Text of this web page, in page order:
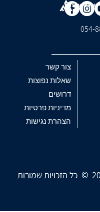
צור קשר
שאלות נפוצות
דרושים
מדיניות פרטיות
הצהרת נגישות